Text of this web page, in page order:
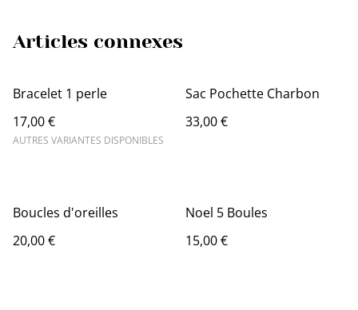
Articles connexes
Bracelet 1 perle
17,00 €
AUTRES VARIANTES DISPONIBLES
Sac Pochette Charbon
33,00 €
Boucles d'oreilles
20,00 €
Noel 5 Boules
15,00 €